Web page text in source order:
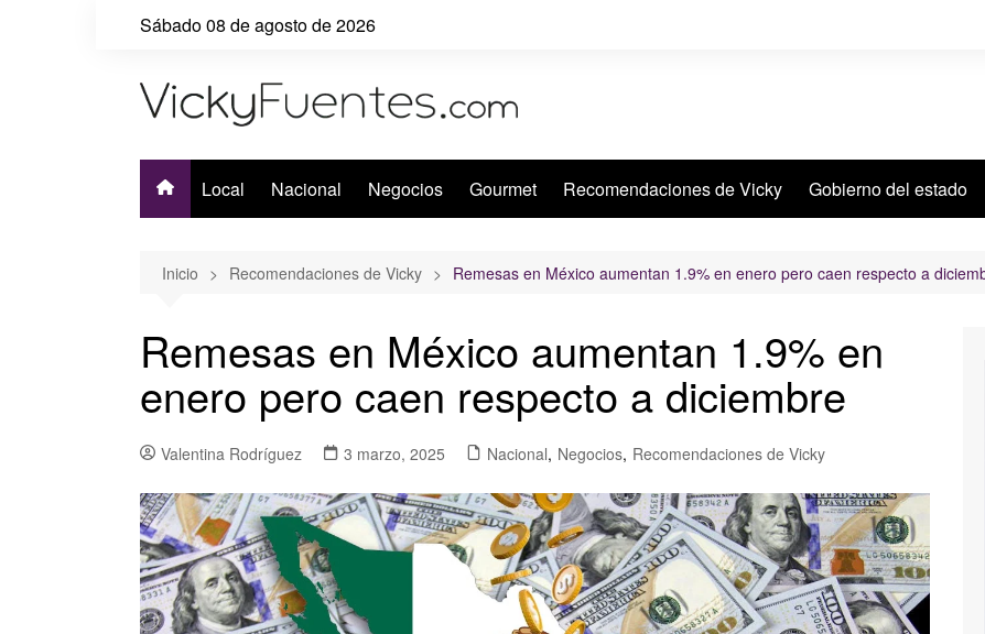
Sábado 08 de agosto de 2026
Local Nacional Negocios Gourmet Recomendaciones de Vicky Gobierno del estado
Inicio Recomendaciones de Vicky Remesas en México aumentan 1.9% en enero pero caen respecto a
Remesas en México aumentan 1.9% en
enero pero caen respecto a diciembre
Valentina Rodríguez 3 marzo, 2025 Nacional, Negocios, Recomendaciones de Vicky